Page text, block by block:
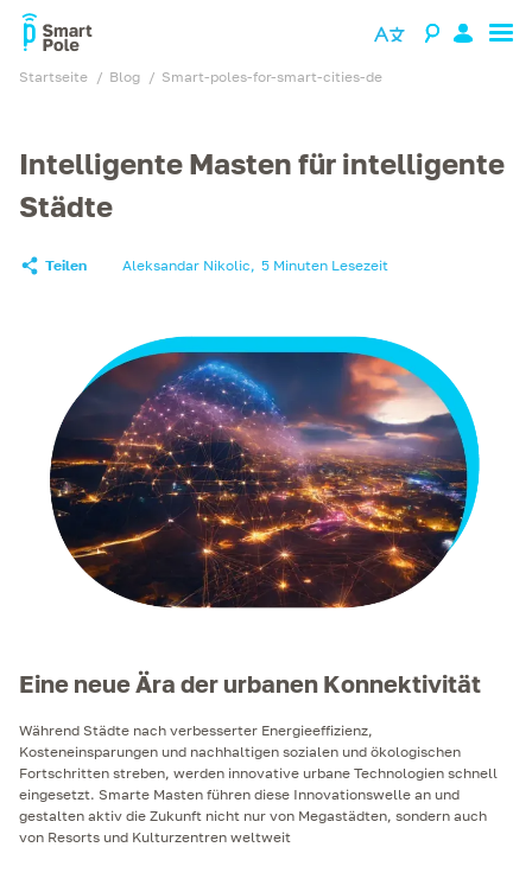
Startseite blog smart-poles-for-smart-cities-de
Intelligente Masten für intelligente
Städte
Teilen Aleksandar Nikolic, 5 Minuten Lesezeit
Eine neue Ära der urbanen Konnektivität
Während Städte nach verbesserter Energieeffizienz,
Kosteneinsparungen und nachhaltigen sozialen und ökologischen
Fortschritten streben, werden innovative urbane Technologien schnell
eingesetzt. Smarte Masten führen diese Innovationswelle an und
gestalten aktiv die Zukunft nicht nur von Megastädten, sondern auch
von Resorts und Kulturzentren weltweit